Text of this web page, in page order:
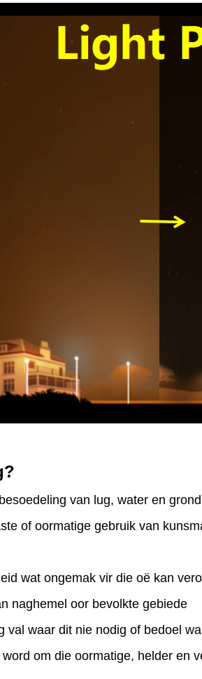
van lug, water en
of oormatige gebruik van
wat ongemak vir die oë kan
naghemel oor bevolkte gebiede
val waar dit nie nodig of bedoel
om die oormatige, helder en